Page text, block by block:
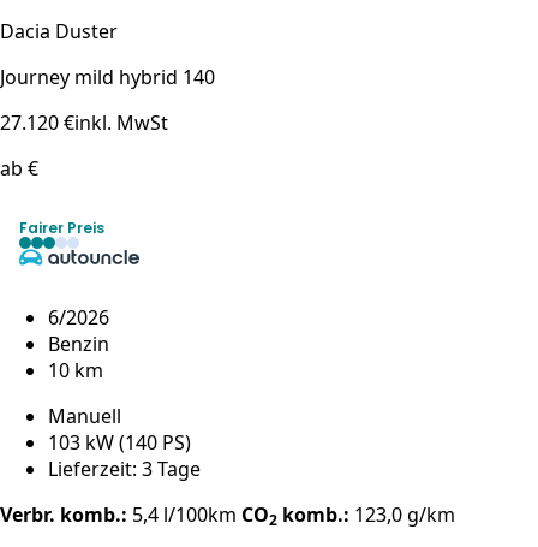
Dacia Duster
Journey mild hybrid 140
27.120 €inkl. MwSt
ab €
Fairer Preis
6/2026
Benzin
10 km
Manuell
103 kW (140 PS)
Lieferzeit: 3 Tage
Verbr. komb.: 5,4 l/100km CO2 komb.: 123,0 g/km